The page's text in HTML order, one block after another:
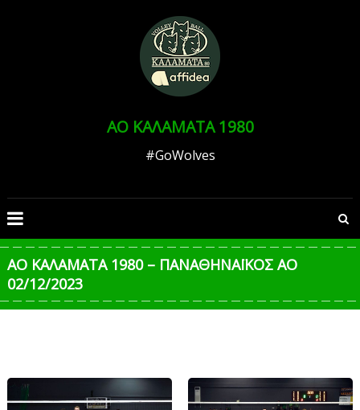
ΑΟ ΚΑΛΑΜΑΤΑ 1980
#GoWolves
ΑΟ ΚΑΛΑΜΑΤΑ 1980 – ΠΑΝΑΘΗΝΑΪΚΟΣ ΑΟ
02/12/2023